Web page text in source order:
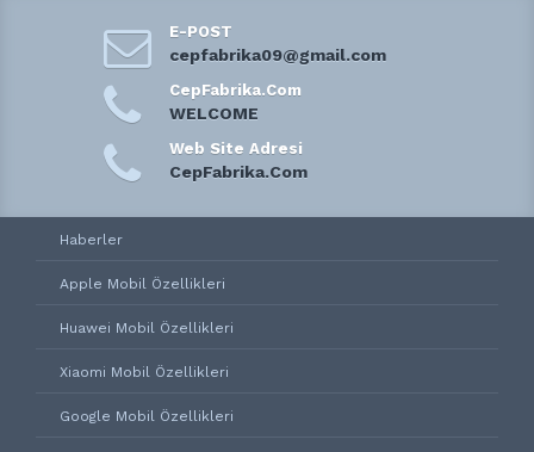
E-POST
cepfabrika09@gmail.com
CepFabrika.Com
WELCOME
Web Site Adresi
CepFabrika.Com
Haberler
Apple Mobil Özellikleri
Huawei Mobil Özellikleri
Xiaomi Mobil Özellikleri
Google Mobil Özellikleri